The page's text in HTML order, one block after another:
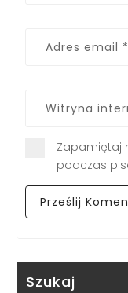
Zapamiętaj
podczas
Szukaj